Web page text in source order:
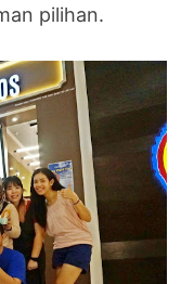
pilihan.